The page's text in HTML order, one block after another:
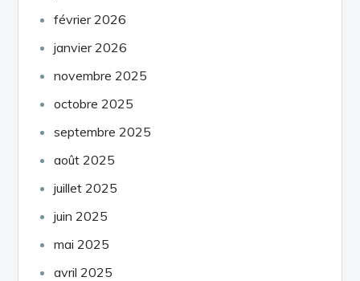
février 2026
janvier 2026
novembre 2025
octobre 2025
septembre 2025
août 2025
juillet 2025
juin 2025
mai 2025
avril 2025